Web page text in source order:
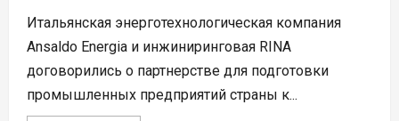
Итальянская энерготехнологическая компания
Ansaldo Energia и инжиниринговая RINA
договорились о партнерстве для подготовки
промышленных предприятий страны к...